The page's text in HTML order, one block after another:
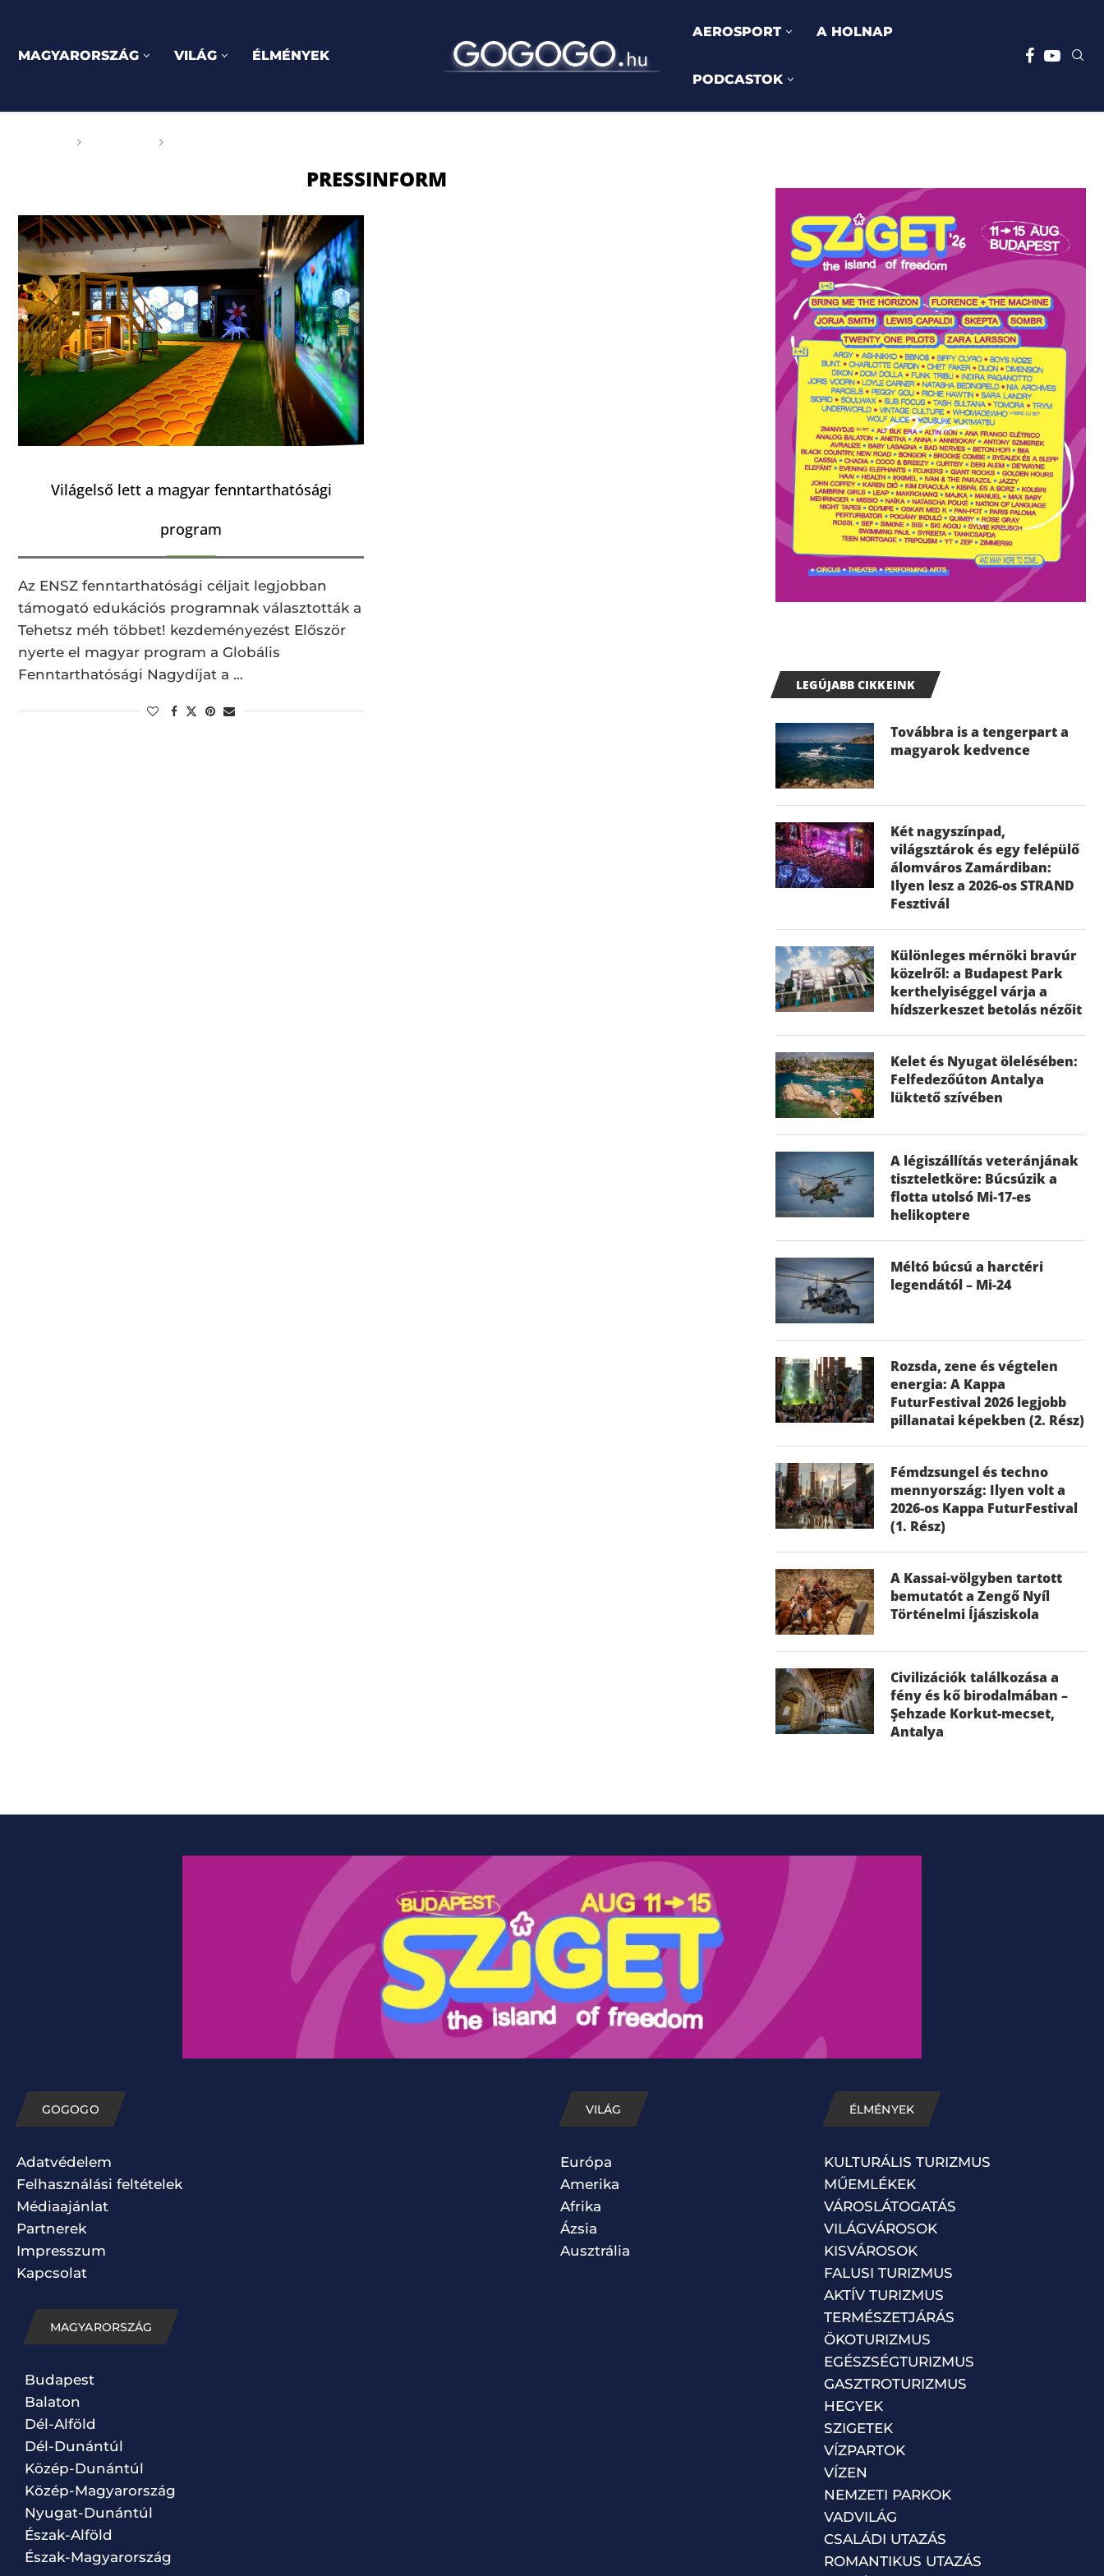
MAGYARORSZÁG VILÁG ÉLMÉNYEK
AEROSPORT A HOLNAP
PODCASTOK
PRESSINFORM
Világelső lett a magyar fenntarthatósági
program
Az ENSZ fenntarthatósági céljait legjobban
támogató edukációs programnak választották a
Tehetsz méh többet! kezdeményezést Először
nyerte el magyar program a Globális
Fenntarthatósági Nagydíjat a …
LEGÚJABB CIKKEINK
Továbbra is a tengerpart a
magyarok kedvence
Két nagyszínpad,
világsztárok és egy felépülő
álomváros Zamárdiban:
Ilyen lesz a 2026-os STRAND
Fesztivál
Különleges mérnöki bravúr
közelről: a Budapest Park
kerthelyiséggel várja a
hídszerkeszet betolás nézőit
Kelet és Nyugat ölelésében:
Felfedezőúton Antalya
lüktető szívében
A légiszállítás veteránjának
tiszteletköre: Búcsúzik a
flotta utolsó Mi-17-es
helikoptere
Méltó búcsú a harctéri
legendától – Mi-24
Rozsda, zene és végtelen
energia: A Kappa
FuturFestival 2026 legjobb
pillanatai képekben (2. Rész)
Fémdzsungel és techno
mennyország: Ilyen volt a
2026-os Kappa FuturFestival
(1. Rész)
A Kassai-völgyben tartott
bemutatót a Zengő Nyíl
Történelmi Íjásziskola
Civilizációk találkozása a
fény és kő birodalmában –
Şehzade Korkut-mecset,
Antalya
GOGOGO
Adatvédelem
Felhasználási feltételek
Médiaajánlat
Partnerek
Impresszum
Kapcsolat
MAGYARORSZÁG
Budapest
Balaton
Dél-Alföld
Dél-Dunántúl
Közép-Dunántúl
Közép-Magyarország
Nyugat-Dunántúl
Észak-Alföld
Észak-Magyarország
VILÁG
Európa
Amerika
Afrika
Ázsia
Ausztrália
ÉLMÉNYEK
KULTURÁLIS TURIZMUS
MŰEMLÉKEK
VÁROSLÁTOGATÁS
VILÁGVÁROSOK
KISVÁROSOK
FALUSI TURIZMUS
AKTÍV TURIZMUS
TERMÉSZETJÁRÁS
ÖKOTURIZMUS
EGÉSZSÉGTURIZMUS
GASZTROTURIZMUS
HEGYEK
SZIGETEK
VÍZPARTOK
VÍZEN
NEMZETI PARKOK
VADVILÁG
CSALÁDI UTAZÁS
ROMANTIKUS UTAZÁS